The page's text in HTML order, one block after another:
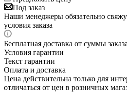
Под заказ
Наши менеджеры обязательно
условия заказа
Бесплатная доставка от суммы
Условия гарантии
Текст гарантии
Оплата и доставка
Цена действительна только для
отличаться от цен в розничных